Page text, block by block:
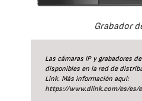
Grabador
Las cámaras IP y grabadores
disponibles en la red de
Link. Más información aquí:
https://www.dlink.com/es/es/